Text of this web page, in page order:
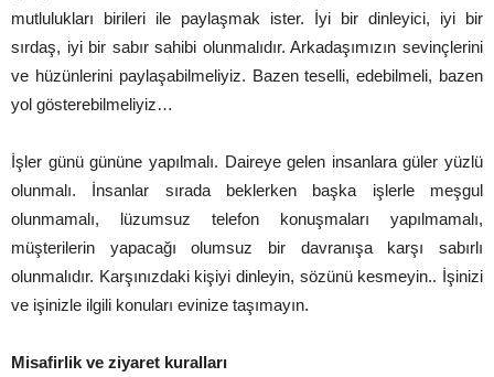
mutlulukları birileri ile paylaşmak ister. İyi bir dinleyici, iyi bir
sırdaş, iyi bir sabır sahibi olunmalıdır. Arkadaşımızın sevinçlerini
ve hüzünlerini paylaşabilmeliyiz. Bazen teselli, edebilmeli, bazen
yol gösterebilmeliyiz…
İşler günü gününe yapılmalı. Daireye gelen insanlara güler yüzlü
olunmalı. İnsanlar sırada beklerken başka işlerle meşgul
olunmamalı, lüzumsuz telefon konuşmaları yapılmamalı,
müşterilerin yapacağı olumsuz bir davranışa karşı sabırlı
olunmalıdır. Karşınızdaki kişiyi dinleyin, sözünü kesmeyin.. İşinizi
ve işinizle ilgili konuları evinize taşımayın.
Misafirlik ve ziyaret kuralları